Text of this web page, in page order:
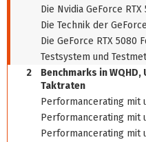
Die Nvidia GeForce
Die Technik der
Die GeForce RTX 5080
Testsystem und
2
Benchmarks in WQHD,
Taktraten
Performancerating mit
Performancerating mit
Performancerating mit